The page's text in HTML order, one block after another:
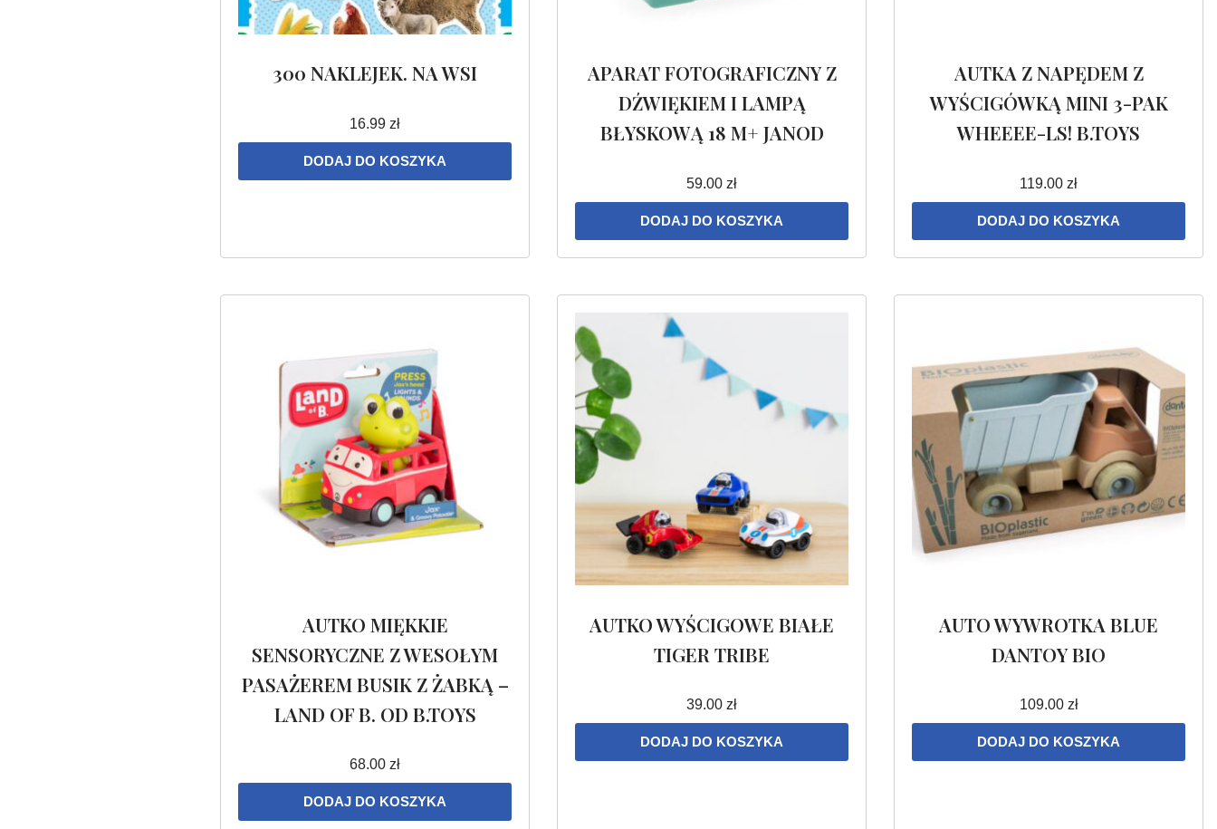
300 NAKLEJEK. NA WSI
16.99zł
DODAJ DO KOSZYKA
APARAT FOTOGRAFICZNY Z
DŹWIĘKIEM I LAMPĄ
BŁYSKOWĄ 18 M+ JANOD
59.00zł
DODAJ DO KOSZYKA
AUTKA Z NAPĘDEM Z
WYŚCIGÓWKĄ MINI 3-PAK
WHEEEE-LS! B.TOYS
119.00zł
DODAJ DO KOSZYKA
AUTKO MIĘKKIE
SENSORYCZNE Z WESOŁYM
PASAŻEREM BUSIK Z ŻABKĄ –
LAND OF B. OD B.TOYS
68.00zł
DODAJ DO KOSZYKA
AUTKO WYŚCIGOWE BIAŁE
TIGER TRIBE
39.00zł
DODAJ DO KOSZYKA
AUTO WYWROTKA BLUE
DANTOY BIO
109.00 zł
DODAJ DO KOSZYKA